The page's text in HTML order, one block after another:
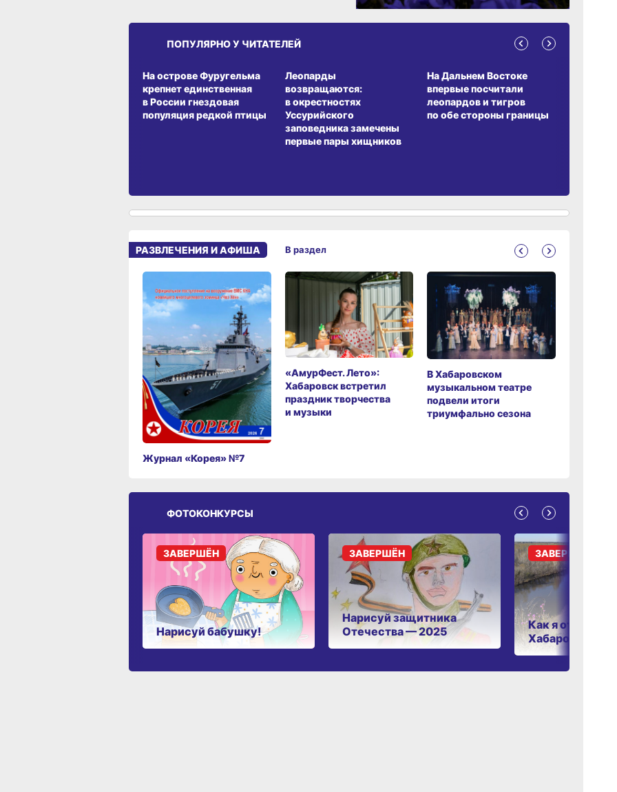
ПОПУЛЯРНО У ЧИТАТЕЛЕЙ
На острове Фуругельма
крепнет единственная
в России гнездовая
популяция редкой птицы
Леопарды
возвращаются:
в окрестностях
Уссурийского
заповедника замечены
первые пары хищников
На Дальнем Востоке
впервые посчитали
леопардов и тигров
по обе стороны границы
РАЗВЛЕЧЕНИЯ И АФИША
Журнал «Корея» №7
«АмурФест. Лето»:
Хабаровск встретил
праздник творчества
и музыки
В Хабаровском
музыкальном театре
подвели итоги
триумфально сезона
В раздел
ФОТОКОНКУРСЫ
Нарисуй бабушку!
ЗАВЕРШЁН
Нарисуй защитника
Отечества — 2025
ЗАВЕРШЁН
Как я отдыхаю в
Хабаровском
ЗАВЕРШЁН